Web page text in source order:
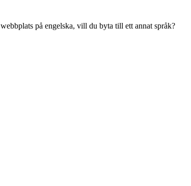
på engelska, vill du byta till ett annat språk?